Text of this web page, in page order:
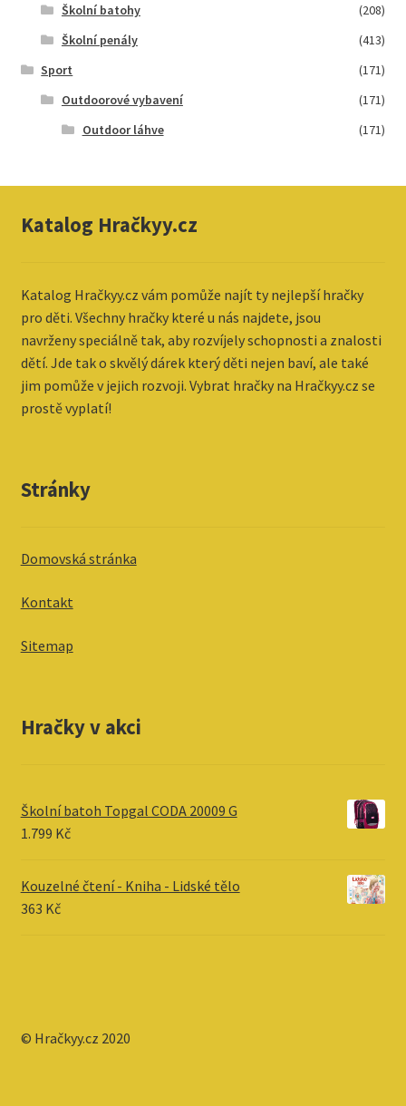
Školní batohy
(208)
Školní penály
(413)
Sport
(171)
Outdoorové vybavení
(171)
Outdoor láhve
(171)
Katalog Hračkyy.cz
Katalog Hračkyy.cz vám pomůže najít ty nejlepší hračky
pro děti. Všechny hračky které u nás najdete, jsou
navrženy speciálně tak, aby rozvíjely schopnosti a znalosti
dětí. Jde tak o skvělý dárek který děti nejen baví, ale také
jim pomůže v jejich rozvoji. Vybrat hračky na Hračkyy.cz se
prostě vyplatí!
Stránky
Domovská stránka
Kontakt
Sitemap
Hračky v akci
Školní batoh Topgal CODA 20009 G
1.799 Kč
Kouzelné čtení - Kniha - Lidské tělo
363 Kč
© Hračkyy.cz 2020